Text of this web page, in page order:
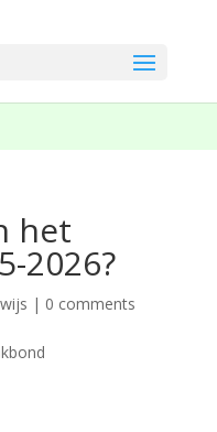
het
2026?
| 0 comments